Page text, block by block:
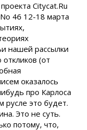
Citycat.Ru
46 12-18 марта
нашей рассылки
(от
оказалось
про Карлоса
русле это будет.
Это не суть.
потому, что,